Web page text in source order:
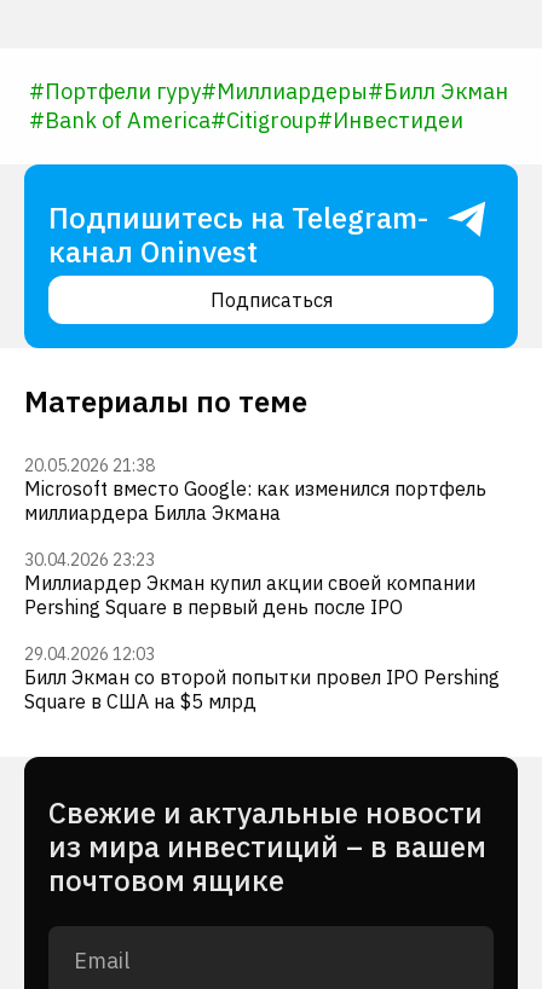
#Портфели гуру#Миллиардеры#Билл Экман
#Bank of America#Citigroup#Инвестидеи
Подпишитесь на Telegram-
канал Oninvest
Подписаться
Материалы по теме
20.05.2026 21:38
Microsoft вместо Google: как изменился портфель
миллиардера Билла Экмана
30.04.2026 23:23
Миллиардер Экман купил акции своей компании
Pershing Square в первый день после IPO
29.04.2026 12:03
Билл Экман со второй попытки провел IPO Pershing
Square в США на $5 млрд
Cвежие и актуальные новости
из мира инвестиций – в вашем
почтовом ящике